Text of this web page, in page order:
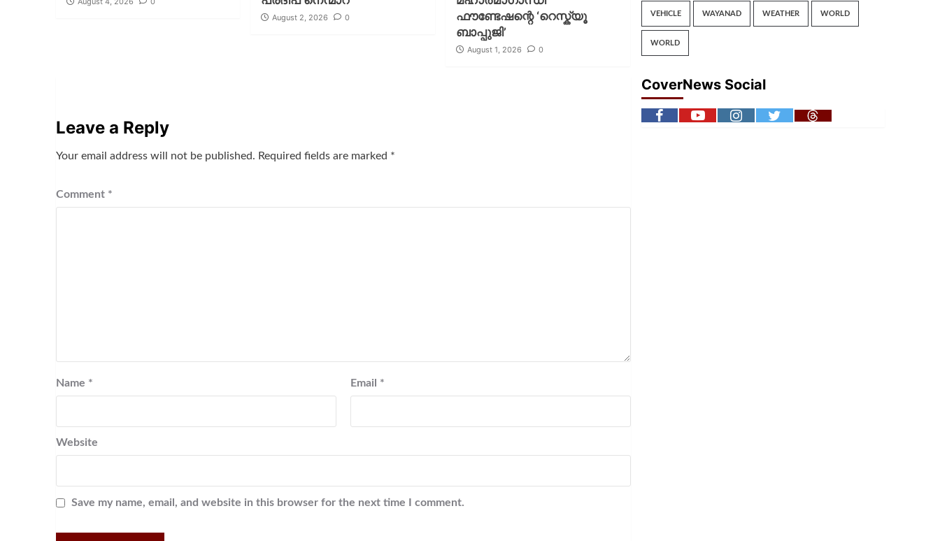
August 2, 2026 0
ഫൗണ്ടേഷന്റെ ‘റെസ്ക്യൂ
ബാപ്പുജി’
August 1, 2026 0
Leave a Reply
Your email address will not be published. Required fields are marked *
Comment *
Name * Email *
Website
Save my name, email, and website in this browser for the next time I comment.
VEHICLE WAYANAD WEATHER WORLD
WORLD
CoverNews Social